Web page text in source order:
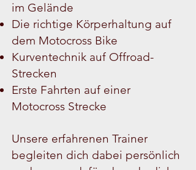
im Gelände
Die richtige Körperhaltung auf
dem Motocross Bike
Kurventechnik auf Offroad-
Strecken
Erste Fahrten auf einer
Motocross Strecke
Unsere erfahrenen Trainer
begleiten dich dabei persönlich